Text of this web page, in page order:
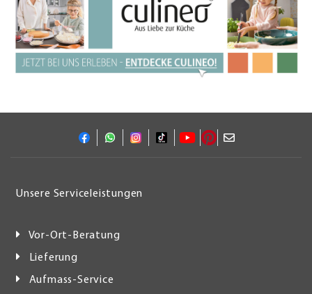
Unsere Serviceleistungen
Vor-Ort-Beratung
Lieferung
Aufmass-Service